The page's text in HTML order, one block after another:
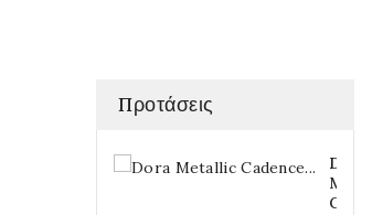
Προτάσεις
Dora
Metallic